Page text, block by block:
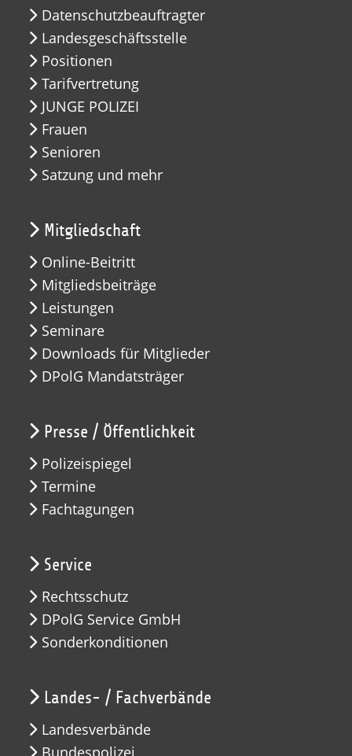
Datenschutzbeauftragter
Landesgeschäftsstelle
Positionen
Tarifvertretung
JUNGE POLIZEI
Frauen
Senioren
Satzung und mehr
Mitgliedschaft
Online-Beitritt
Mitgliedsbeiträge
Leistungen
Seminare
Downloads für Mitglieder
DPolG Mandatsträger
Presse / Öffentlichkeit
Polizeispiegel
Termine
Fachtagungen
Service
Rechtsschutz
DPolG Service GmbH
Sonderkonditionen
Landes- / Fachverbände
Landesverbände
Bundespolizei